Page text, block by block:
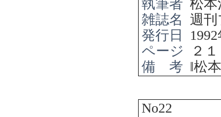
執筆者 松本
雑誌名
週
発行日
1992
ページ
２
備 考 ‖松
No22